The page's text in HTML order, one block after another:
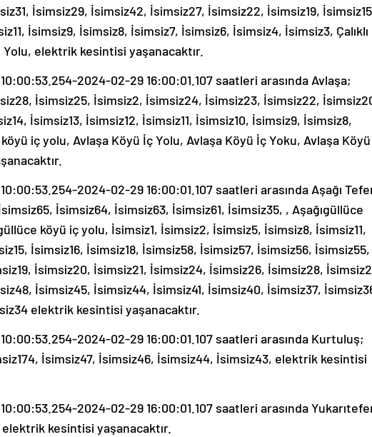
İsimsiz29, İsimsiz42, İsimsiz27, İsimsiz22, İsimsiz19,
İsimsiz9, İsimsiz8, İsimsiz7, İsimsiz6, İsimsiz4, İsimsiz3, Çalıklı
Yolu, elektrik kesintisi yaşanacaktır.
2024-02-29 16:00:01.107 saatleri arasında Avlaşa;
İsimsiz25, İsimsiz2, İsimsiz24, İsimsiz23, İsimsiz22,
İsimsiz13, İsimsiz12, İsimsiz11, İsimsiz10, İsimsiz9, İsimsiz8,
iç yolu, Avlaşa Köyü İç Yolu, Avlaşa Köyü İç Yoku, Avlaşa Köyü
2024-02-29 16:00:01.107 saatleri arasında Aşağı
İsimsiz64, İsimsiz63, İsimsiz61, İsimsiz35, , Aşağıgüllüce
köyü iç yolu, İsimsiz1, İsimsiz2, İsimsiz5, İsimsiz8, İsimsiz11,
İsimsiz16, İsimsiz18, İsimsiz58, İsimsiz57, İsimsiz56, İsimsiz55,
İsimsiz20, İsimsiz21, İsimsiz24, İsimsiz26, İsimsiz28,
İsimsiz45, İsimsiz44, İsimsiz41, İsimsiz40, İsimsiz37,
elektrik kesintisi yaşanacaktır.
2024-02-29 16:00:01.107 saatleri arasında Kurtuluş;
İsimsiz47, İsimsiz46, İsimsiz44, İsimsiz43, elektrik kesintisi
2024-02-29 16:00:01.107 saatleri arasında
kesintisi yaşanacaktır.